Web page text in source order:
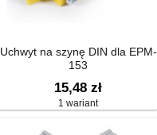
Uchwyt na szynę DIN dla EPM-
153
15,48 zł
1 wariant